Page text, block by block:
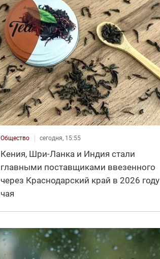
Общество сегодня, 15:55
Кения, Шри-Ланка и Индия стали
главными поставщиками ввезенного
через Краснодарский край в 2026 году
чая